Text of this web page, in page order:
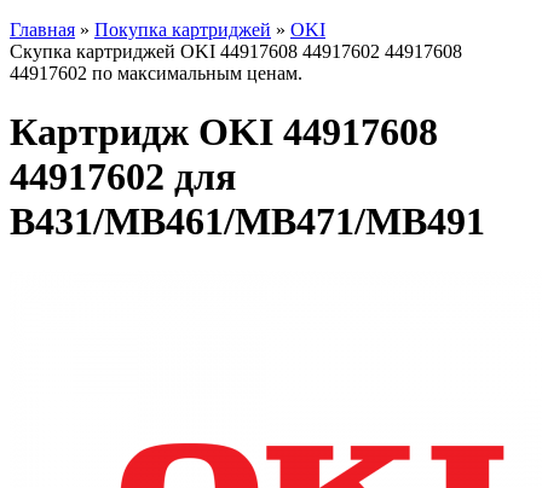
Главная » Покупка картриджей » OKI
Скупка картриджей OKI 44917608 44917602 44917608
44917602 по максимальным ценам.
Картридж OKI 44917608
44917602 для
B431/MB461/MB471/MB491